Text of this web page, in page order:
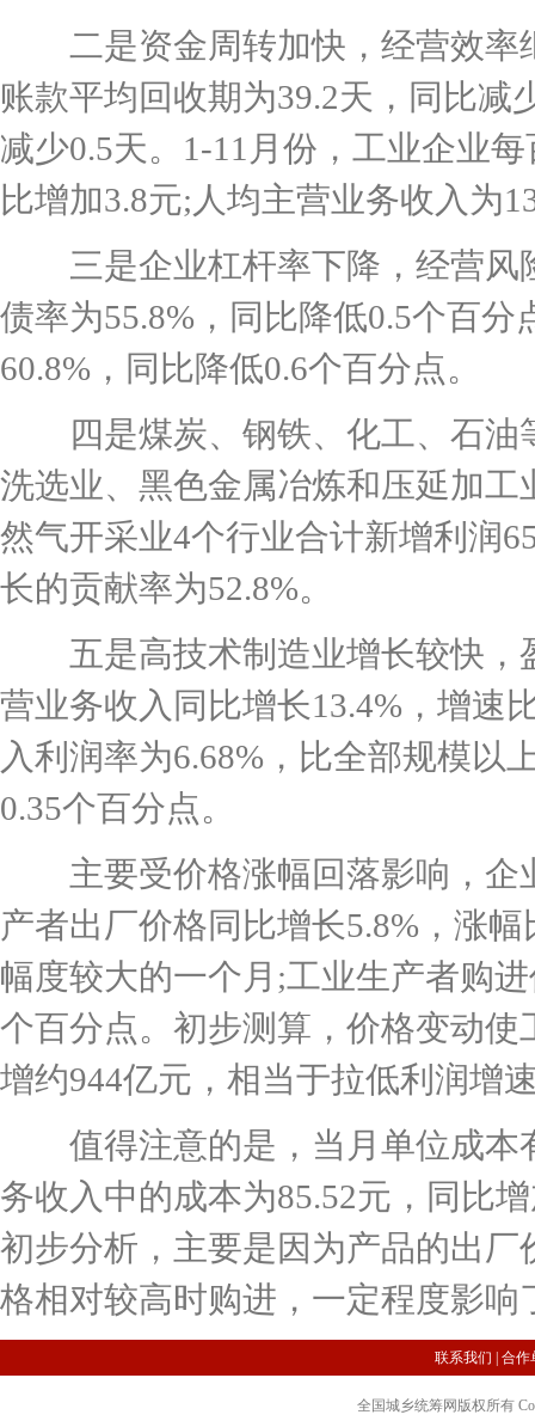
二是资金周转加快，经营效率
账款平均回收期为39.2天，同比减
减少0.5天。1-11月份，工业企业
比增加3.8元;人均主营业务收入为
三是企业杠杆率下降，经营风
债率为55.8%，同比降低0.5个百
60.8%，同比降低0.6个百分点。
四是煤炭、钢铁、化工、石油
洗选业、黑色金属冶炼和压延加
然气开采业4个行业合计新增利润
长的贡献率为52.8%。
五是高技术制造业增长较快，
营业务收入同比增长13.4%，增速
入利润率为6.68%，比全部规模以
0.35个百分点。
主要受价格涨幅回落影响，企
产者出厂价格同比增长5.8%，涨
幅度较大的一个月;工业生产者购
个百分点。初步测算，价格变动
增约944亿元，相当于拉低利润增
值得注意的是，当月单位成本
务收入中的成本为85.52元，同比
初步分析，主要是因为产品的出
格相对较高时购进，一定程度影
联系我们 合作
全国城乡统筹网版权所有